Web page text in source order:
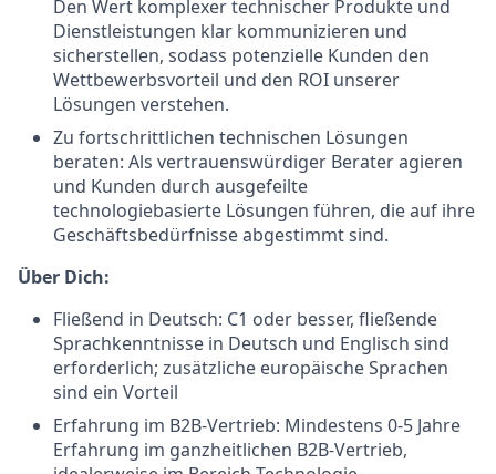
Den Wert komplexer technischer Produkte und
Dienstleistungen klar kommunizieren und
sicherstellen, sodass potenzielle Kunden den
Wettbewerbsvorteil und den ROI unserer
Lösungen verstehen.
Zu fortschrittlichen technischen Lösungen
beraten: Als vertrauenswürdiger Berater agieren
und Kunden durch ausgefeilte
technologiebasierte Lösungen führen, die auf ihre
Geschäftsbedürfnisse abgestimmt sind.
Über Dich:
Fließend in Deutsch: C1 oder besser, fließende
Sprachkenntnisse in Deutsch und Englisch sind
erforderlich; zusätzliche europäische Sprachen
sind ein Vorteil
Erfahrung im B2B-Vertrieb: Mindestens 0-5 Jahre
Erfahrung im ganzheitlichen B2B-Vertrieb,